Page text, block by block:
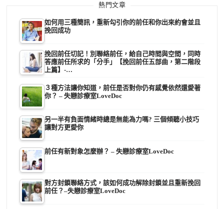
熱門文章
如何用三種簡訊，重新勾引你的前任和你出來約會並且
挽回成功
挽回前任切記！別聯絡前任，給自己時間與空間，同時
答應前任所求的「分手」【挽回前任五部曲，第二階段
上篇】-…
３種方法讓你知道，前任是否對你仍有感覺依然還愛著
你？ – 失戀診療室LoveDoc
另一半有負面情緒時總是無能為力嗎? 三個傾聽小技巧
讓對方更愛你
前任有新對象怎麼辦？ – 失戀診療室LoveDoc
對方封鎖聯絡方式，該如何成功解除封鎖並且重新挽回
前任？–失戀診療室LoveDoc